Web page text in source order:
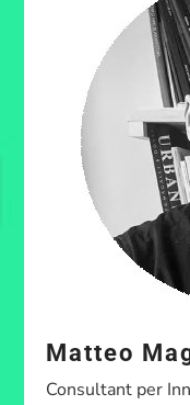
Matteo
Consultant per